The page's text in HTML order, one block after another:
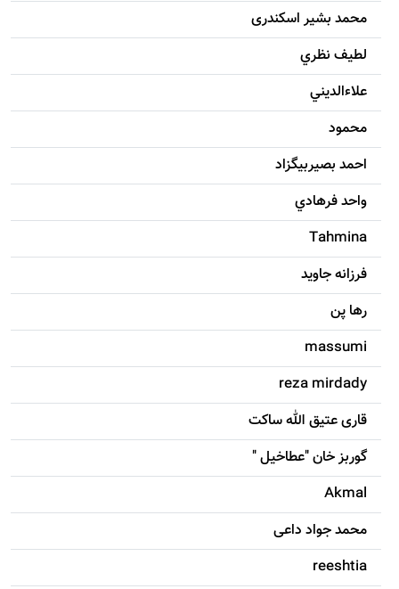
محمد بشیر اسکندری
لطيف نظري
علاءالديني
محمود
احمد بصيربيگزاد
واحد فرهادي
Tahmina
فرزانه جاويد
رها پن
massumi
reza mirdady
قاری عتیق الله ساکت
گوربز خان "عطاخیل "
Akmal
محمد جواد داعی
reeshtia